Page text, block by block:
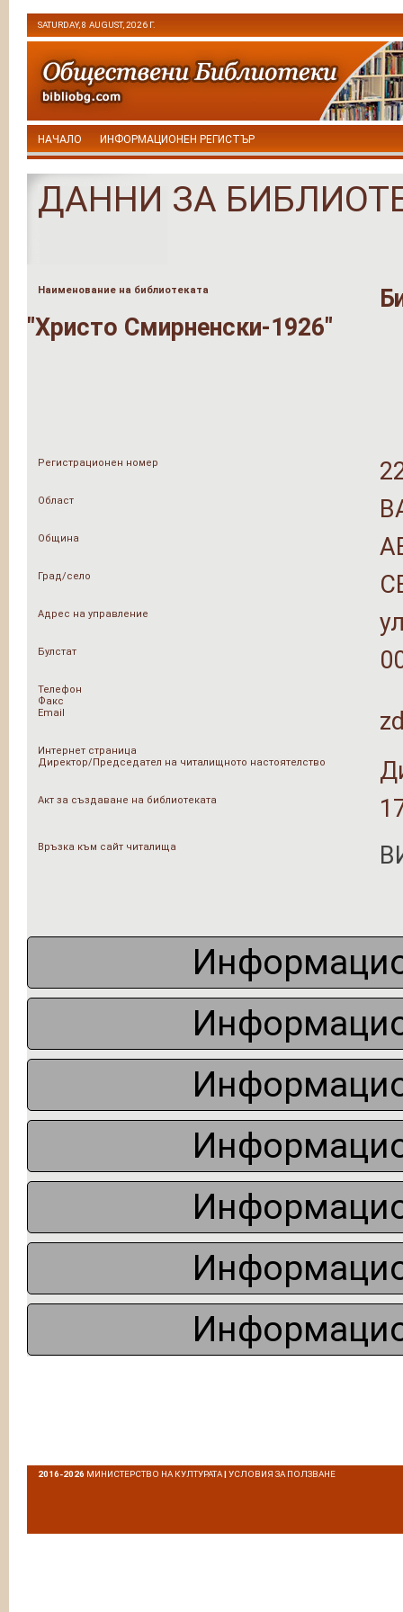
SATURDAY, 8 AUGUST, 2026 Г.
НАЧАЛО ИНФОРМАЦИОНЕН РЕГИСТЪР
ДАННИ ЗА
Наименование на библиотеката
"Христо Смирненски-1926"
Регистрационен номер
Област
Община
Град/село
Адрес на управление
Булстат
Телефон
Факс
Email
Интернет страница
Директор/Председател на читалищното настоятелство
Акт за създаване на библиотеката
Връзка към сайт читалища
2016-2026 МИНИСТЕРСТВО НА КУЛТУРАТА|УСЛОВИЯ ЗА ПОЛЗВАНЕ